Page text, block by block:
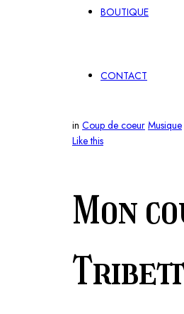
BOUTIQUE
CONTACT
in Coup de coeur Musique
Like this
Mon
Tribett